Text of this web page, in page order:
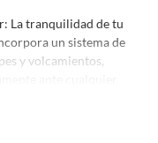
imperfectos, usados,
remanufacturados o
La tranquilidad de tu
un sistema de
y volcamientos,